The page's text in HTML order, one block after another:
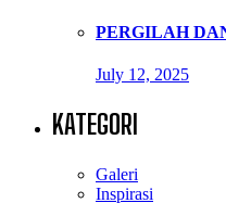
PERGILAH
July 12, 2025
KATEGORI
Galeri
Inspirasi